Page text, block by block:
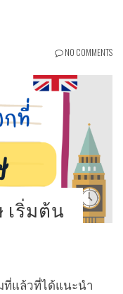
NO COMMENTS
เริ่มต้น
แล้วที่ได้แนะนำ